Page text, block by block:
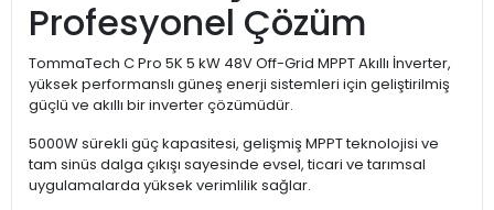
Profesyonel Çözüm
TommaTech C Pro 5K 5 kW 48V Off-Grid MPPT Akıllı İnverter,
yüksek performanslı güneş enerji sistemleri için geliştirilmiş
güçlü ve akıllı bir inverter çözümüdür.
5000W sürekli güç kapasitesi, gelişmiş MPPT teknolojisi ve
tam sinüs dalga çıkışı sayesinde evsel, ticari ve tarımsal
uygulamalarda yüksek verimlilik sağlar.